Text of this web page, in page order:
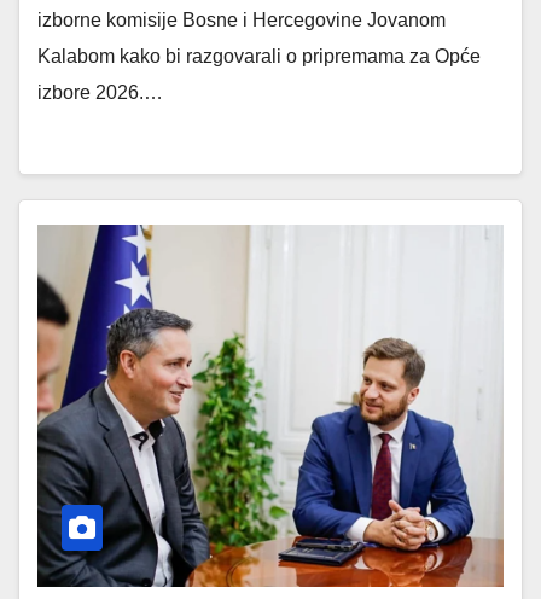
izborne komisije Bosne i Hercegovine Jovanom
Kalabom kako bi razgovarali o pripremama za Opće
izbore 2026.…